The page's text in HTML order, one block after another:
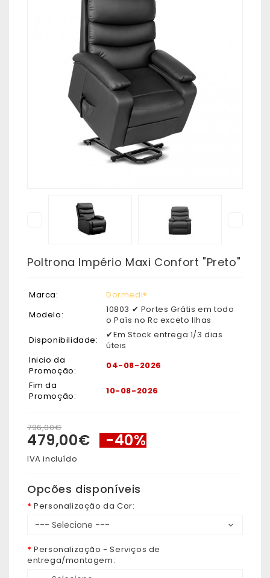
Poltrona Império Maxi Confort "Preto"
Marca:
Dormedi®
Modelo:
10803 ✔ Portes Grátis em todo
o País no Rc exceto Ilhas
Disponibilidade:
✔Em Stock entrega 1/3 dias
úteis
Inicio da
Promoção:
04-08-2026
Fim da
Promoção:
10-08-2026
796,00€
479,00€ -40%
IVA incluído
Opcões disponíveis
Personalização da Cor:
Personalização - Serviços de
entrega/montagem: